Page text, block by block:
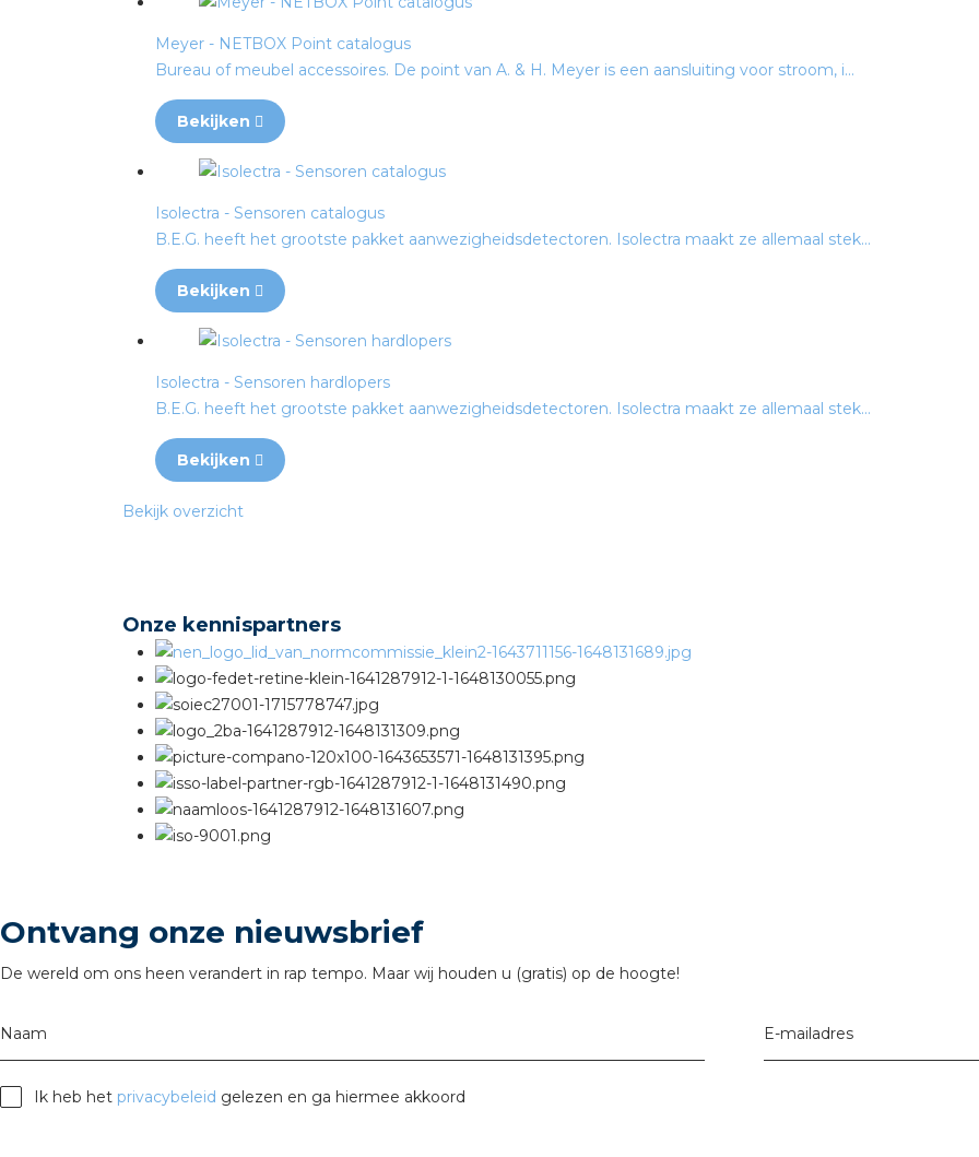
Meyer - NETBOX Point catalogus
Bureau of meubel accessoires. De point van A. & H. Meyer is een aansluiting voor stroom, i...
Bekijken
Isolectra - Sensoren catalogus
B.E.G. heeft het grootste pakket aanwezigheidsdetectoren. Isolectra maakt ze allemaal stek...
Bekijken
Isolectra - Sensoren hardlopers
B.E.G. heeft het grootste pakket aanwezigheidsdetectoren. Isolectra maakt ze allemaal stek...
Bekijken
Bekijk overzicht
Onze kennispartners
Ontvang onze nieuwsbrief
De wereld om ons heen verandert in rap tempo. Maar wij houden u (gratis) op de hoogte!
Naam E-mailadres
Ik heb het privacybeleid gelezen en ga hiermee akkoord